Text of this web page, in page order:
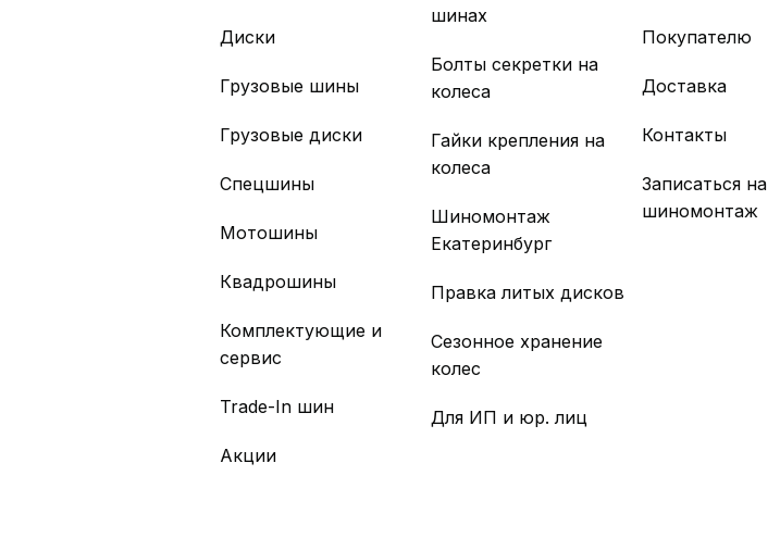
Диски
Грузовые шины
Грузовые диски
Спецшины
Мотошины
Квадрошины
Комплектующие и
сервис
Trade-In шин
Акции
шинах
Болты секретки на
колеса
Гайки крепления на
колеса
Шиномонтаж
Екатеринбург
Правка литых дисков
Сезонное хранение
колес
Для ИП и юр. лиц
Покупателю
Доставка
Контакты
Записаться на
шиномонтаж